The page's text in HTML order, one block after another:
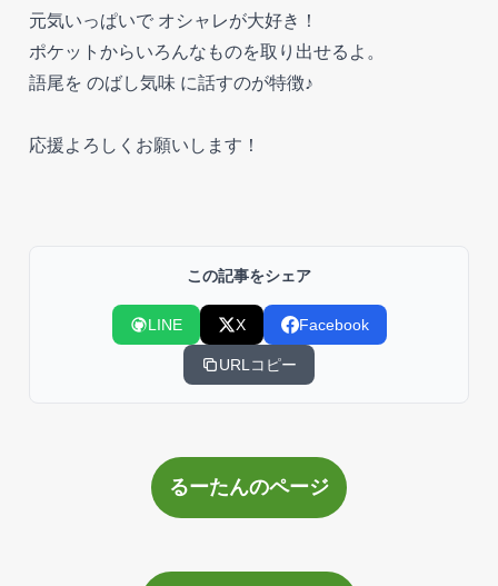
元気いっぱいで オシャレが大好き！
ポケットからいろんなものを取り出せるよ。
語尾を のばし気味 に話すのが特徴♪
応援よろしくお願いします！
この記事をシェア
LINE X Facebook
URLコピー
るーたんのページ